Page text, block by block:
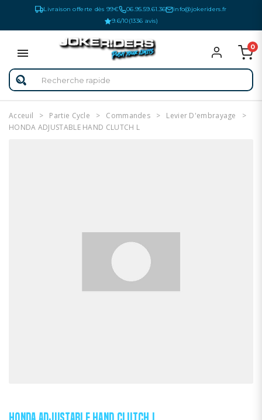
Livraison offerte dès 99€ 06.95.59.61.36
info@jokeriders.fr
9.6/10(1336 avis)
0
Acceuil Partie Cycle Commandes
Levier D'embrayage
HONDA ADJUSTABLE HAND CLUTCH L